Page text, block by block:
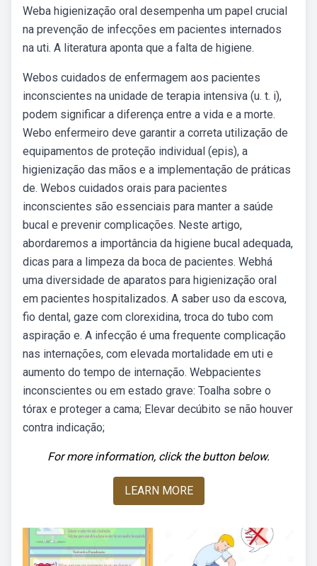
Weba higienização oral desempenha um papel crucial
na prevenção de infecções em pacientes internados
na uti. A literatura aponta que a falta de higiene.
Webos cuidados de enfermagem aos pacientes
inconscientes na unidade de terapia intensiva (u. t. i),
podem significar a diferença entre a vida e a morte.
Webo enfermeiro deve garantir a correta utilização de
equipamentos de proteção individual (epis), a
higienização das mãos e a implementação de práticas
de. Webos cuidados orais para pacientes
inconscientes são essenciais para manter a saúde
bucal e prevenir complicações. Neste artigo,
abordaremos a importância da higiene bucal adequada,
dicas para a limpeza da boca de pacientes. Webhá
uma diversidade de aparatos para higienização oral
em pacientes hospitalizados. A saber uso da escova,
fio dental, gaze com clorexidina, troca do tubo com
aspiração e. A infecção é uma frequente complicação
nas internações, com elevada mortalidade em uti e
aumento do tempo de internação. Webpacientes
inconscientes ou em estado grave: Toalha sobre o
tórax e proteger a cama; Elevar decúbito se não houver
contra indicação;
For more information, click the button below.
LEARN MORE